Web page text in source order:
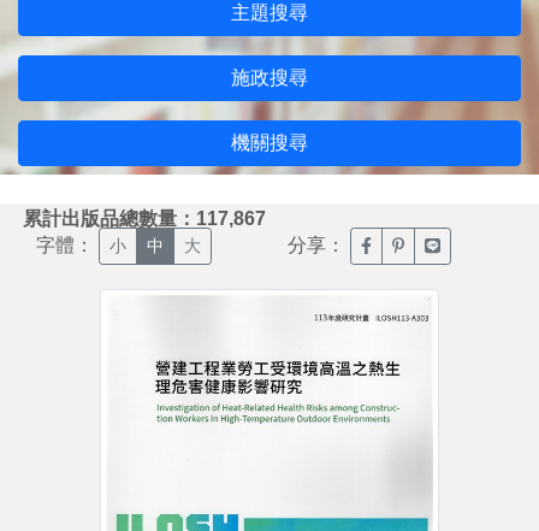
主題搜尋
施政搜尋
機關搜尋
累計出版品總數量：117,867
字體： 小 中 大 分享： 臉書分享(另開新視窗)
噗浪分享(另開新
Line分享(另